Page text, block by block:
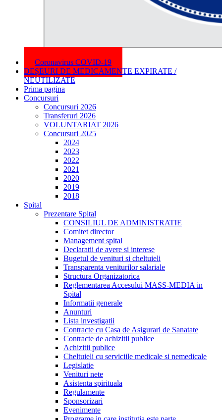
Coronavirus COVID-19
DEȘEURI DE MEDICAMENTE EXPIRATE /
NEUTILIZATE
Prima pagina
Concursuri
Concursuri 2026
Transferuri 2026
VOLUNTARIAT 2026
Concursuri 2025
2024
2023
2022
2021
2020
2019
2018
Spital
Prezentare Spital
CONSILIUL DE ADMINISTRATIE
Comitet director
Management spital
Declaratii de avere si interese
Bugetul de venituri si cheltuieli
Transparenta veniturilor salariale
Structura Organizatorica
Reglementarea Accesului MASS-MEDIA in
Spital
Informatii generale
Anunturi
Lista investigatii
Contracte cu Casa de Asigurari de Sanatate
Contracte de achizitii publice
Achizitii publice
Cheltuieli cu serviciile medicale si nemedicale
Legislatie
Venituri nete
Asistenta spirituala
Regulamente
Sponsorizari
Evenimente